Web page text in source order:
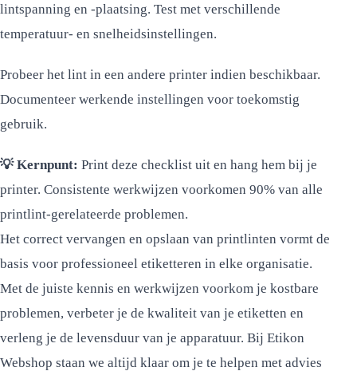
lintspanning en -plaatsing. Test met verschillende
temperatuur- en snelheidsinstellingen.
Probeer het lint in een andere printer indien beschikbaar.
Documenteer werkende instellingen voor toekomstig
gebruik.
💡 Kernpunt: Print deze checklist uit en hang hem bij je
printer. Consistente werkwijzen voorkomen 90% van alle
printlint-gerelateerde problemen.
Het correct vervangen en opslaan van printlinten vormt de
basis voor professioneel etiketteren in elke organisatie.
Met de juiste kennis en werkwijzen voorkom je kostbare
problemen, verbeter je de kwaliteit van je etiketten en
verleng je de levensduur van je apparatuur. Bij Etikon
Webshop staan we altijd klaar om je te helpen met advies